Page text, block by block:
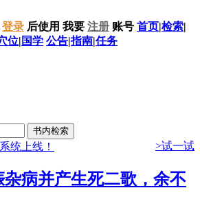
登录 后使用 我要 注册 账号 首页|检索|
位| 国学 公告|指南|任务
统上线！ >试一试
杂病并产生死二歌，余不